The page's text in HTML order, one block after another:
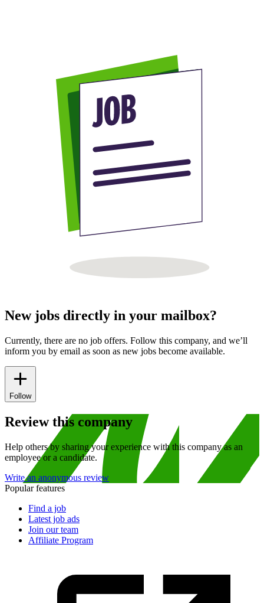
New jobs directly in your mailbox?
Currently, there are no job offers. Follow this company, and we’ll
inform you by email as soon as new jobs become available.
Follow
Review this company
Help others by sharing your experience with this company as an
employee or a candidate.
Write an anonymous review
Popular features
Find a job
Latest job ads
Join our team
Affiliate Program